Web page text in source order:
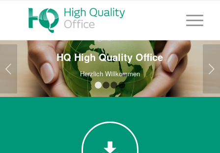
HQ High Quality Office
Herzlich Willkommen Weiter
1 2 3 4